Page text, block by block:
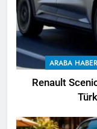
ARABA
Renault